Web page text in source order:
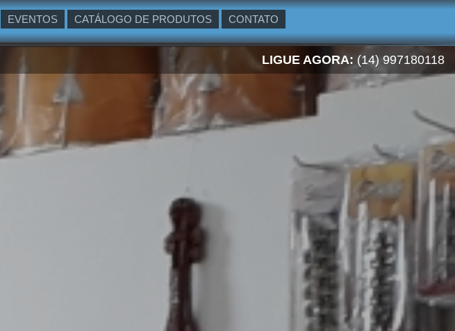
EVENTOS CATÁLOGO DE PRODUTOS CONTATO
LIGUE AGORA: (14) 997180118